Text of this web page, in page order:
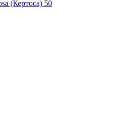
(Кертоса) 50